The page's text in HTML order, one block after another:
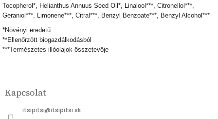
Tocopherol*, Helianthus Annuus Seed Oil*, Linalool***, Citronellol***,
Geraniol***, Limonene***, Citral***, Benzyl Benzoate***, Benzyl Alcohol***
*Növényi eredetű
**Ellenőrzött biogazdálkodásból
***Természetes illóolajok összetevője
L
bKapcsolat
itsipitsi@itsipitsi.sk